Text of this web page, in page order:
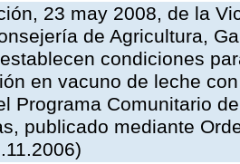
23 may 2008, de la
de Agricultura,
condiciones
en vacuno de leche
Programa Comunitario
publicado mediante